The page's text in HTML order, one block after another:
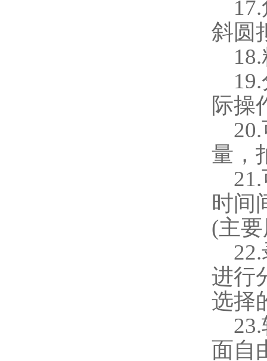
17.
斜圆
18.
19.
际操
20.
量，
21.
时间
(主
22.
进行
选择
23.
面自